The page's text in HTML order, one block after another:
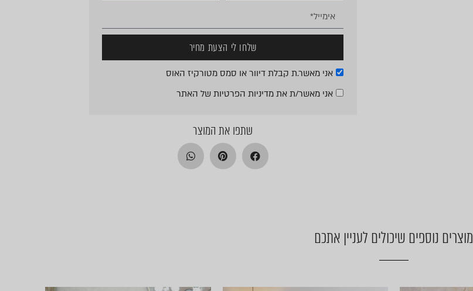
אני מאשר.ת קבלת דיוור או סמס מטורקיז האוס
אני מאשר/ת את מדיניות הפרטיותשל האתר
שלחו לי הצעת מחיר
שתפו את המוצר
מוצרים נוספים שיכולים לעניין אתכם